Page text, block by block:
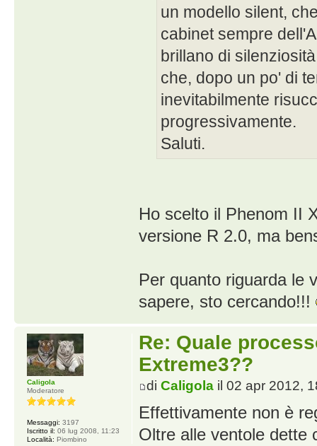
un modello silent,
cabinet sempre
brillano di
che, dopo un po' di
inevitabilmente
progressivamente.
Saluti.
Ho scelto il Phenom II
versione R 2.0, ma
Per quanto riguarda le
sapere, sto cercando!!!
Re: Quale
Extreme3??
di Caligolail 02 apr 2012,
Effettivamente non è
Oltre alle ventole dette
Caligola
Moderatore
Messaggi: 3197
Iscritto il: 06 lug 2008, 11:23
Località: Piombino